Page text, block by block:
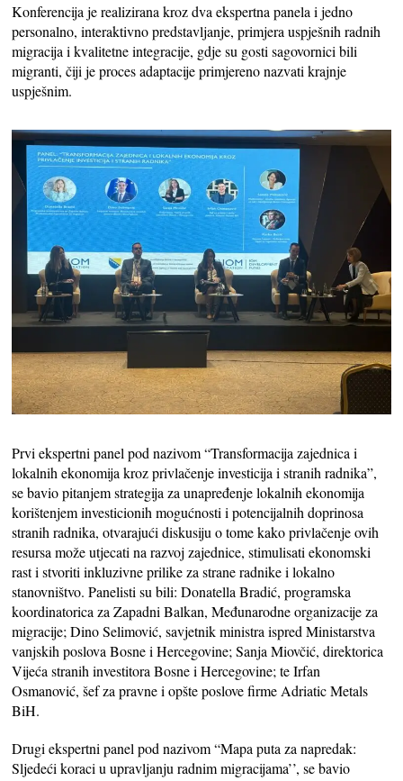
Konferencija je realizirana kroz dva ekspertna panela i jedno
personalno, interaktivno predstavljanje, primjera uspješnih radnih
migracija i kvalitetne integracije, gdje su gosti sagovornici bili
migranti, čiji je proces adaptacije primjereno nazvati krajnje
uspješnim.
Prvi ekspertni panel pod nazivom “Transformacija zajednica i
lokalnih ekonomija kroz privlačenje investicija i stranih radnika”,
se bavio pitanjem strategija za unapređenje lokalnih ekonomija
korištenjem investicionih mogućnosti i potencijalnih doprinosa
stranih radnika, otvarajući diskusiju o tome kako privlačenje ovih
resursa može utjecati na razvoj zajednice, stimulisati ekonomski
rast i stvoriti inkluzivne prilike za strane radnike i lokalno
stanovništvo. Panelisti su bili: Donatella Bradić, programska
koordinatorica za Zapadni Balkan, Međunarodne organizacije za
migracije; Dino Selimović, savjetnik ministra ispred Ministarstva
vanjskih poslova Bosne i Hercegovine; Sanja Miovčić, direktorica
Vijeća stranih investitora Bosne i Hercegovine; te Irfan
Osmanović, šef za pravne i opšte poslove firme Adriatic Metals
BiH.
Drugi ekspertni panel pod nazivom “Mapa puta za napredak:
Sljedeći koraci u upravljanju radnim migracijama’’, se bavio